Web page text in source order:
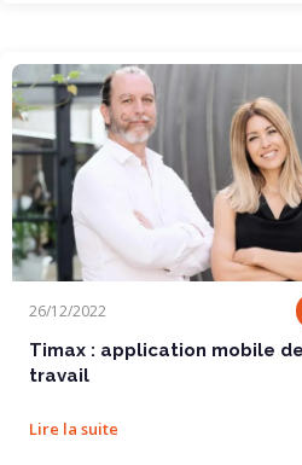
Timax : application mobile de gestion du
26/12/2022
Timax : application mobile
travail
Lire la suite